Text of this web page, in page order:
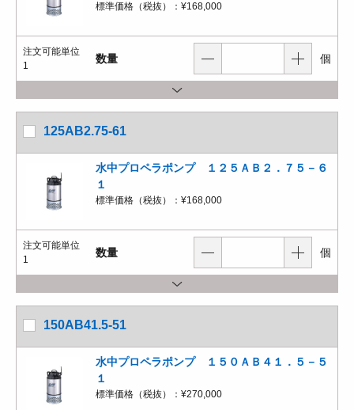
標準価格（税抜）： ¥168,000
注文可能単位
1
数量 個
125AB2.75-61
水中プロペラポンプ １２５ＡＢ２．７５－６
１
標準価格（税抜）： ¥168,000
注文可能単位
1
数量 個
150AB41.5-51
水中プロペラポンプ １５０ＡＢ４１．５－５
１
標準価格（税抜）： ¥270,000